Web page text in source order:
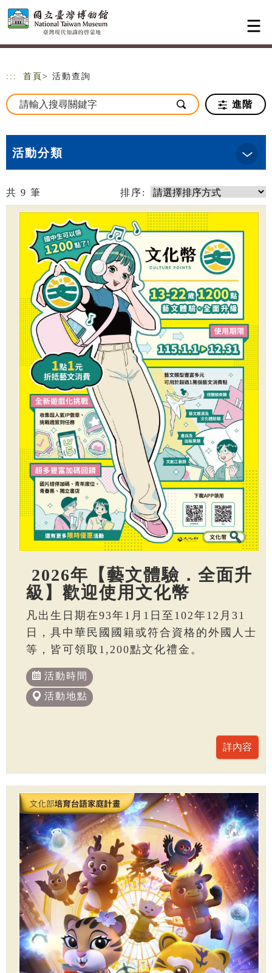
跳到主要內容
網站導覽
::: 首頁 > 活動查詢
進階
活動分類
共 9 筆 排序:
2026年【藝文體驗．全面升
級】歡迎使用文化幣
凡出生日期在93年1月1日至102年12月31
日，具中華民國國籍或符合資格的外國人士
等，皆可領取1,200點文化禮金。
活動時間
活動地點